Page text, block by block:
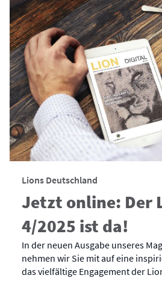
Lions Deutschland
Jetzt online: Der
4/2025 ist da!
In der neuen Ausgabe unseres
nehmen wir Sie mit auf eine
das vielfältige Engagement der